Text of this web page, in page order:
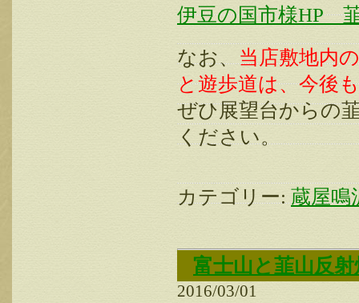
伊豆の国市様HP
なお、 当店敷地内
と遊歩道は、今後
ぜひ展望台からの
ください。
カテゴリー: 蔵屋鳴
富士山と韮山反
2016/03/01